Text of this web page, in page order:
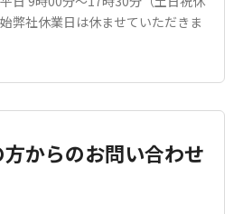
弊社休業日は休ませていただきま
からのお問い合わせ